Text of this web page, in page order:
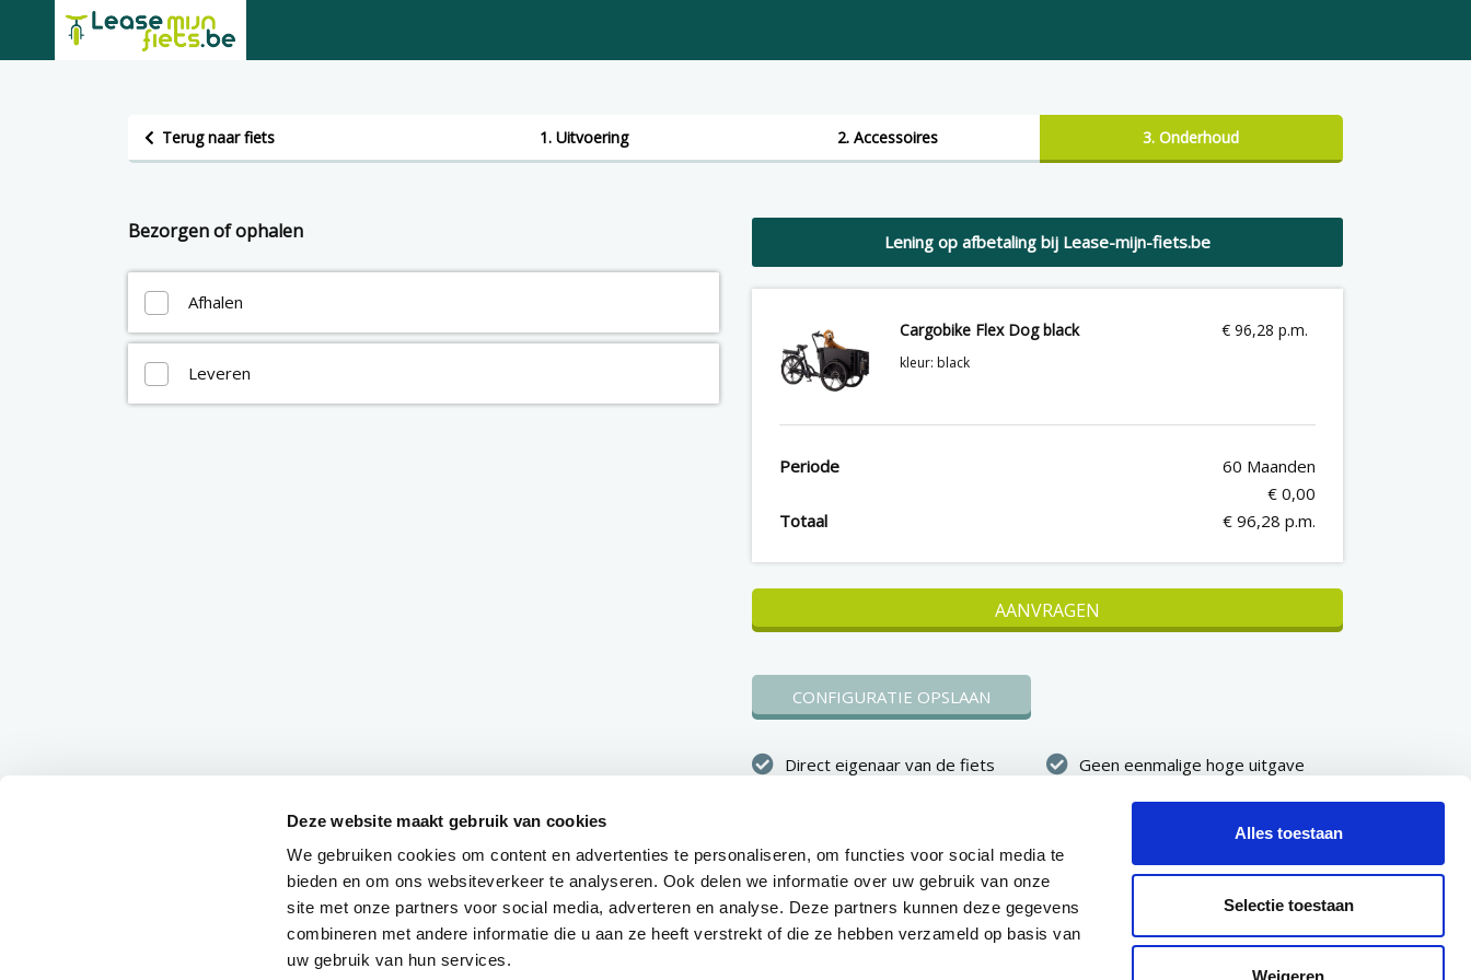
Deze website maakt gebruik van cookies
We gebruiken cookies om content en advertenties te personaliseren, om functies voor social media te
bieden en om ons websiteverkeer te analyseren. Ook delen we informatie over uw gebruik van onze
site met onze partners voor social media, adverteren en analyse. Deze partners kunnen deze gegevens
combineren met andere informatie die u aan ze heeft verstrekt of die ze hebben verzameld op basis van
uw gebruik van hun services.
Alles toestaan
Selectie toestaan
Weigeren
Terug naar fiets 1. Uitvoering 2. Accessoires 3. Onderhoud
Bezorgen of ophalen
Afhalen
Leveren
Lening op afbetaling bij Lease-mijn-fiets.be
Cargobike Flex Dog black
kleur: black
€ 96,28 p.m.
Periode
60 Maanden
€ 0,00
Totaal
€ 96,28 p.m.
AANVRAGEN
CONFIGURATIE OPSLAAN
Direct eigenaar van de fiets
Geen eenmalige hoge uitgave
Vast maandbedrag, vooraf
Voorraadfietsen worden binnen 7
tot 10 werkdagen na goedkeuring
geleverd
Eerste betaling pas na 30 dagen